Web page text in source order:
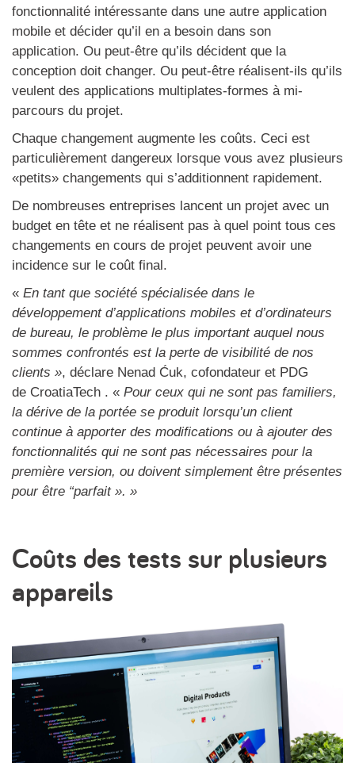
fonctionnalité intéressante dans une autre application
mobile et décider qu’il en a besoin dans son
application. Ou peut-être qu’ils décident que la
conception doit changer. Ou peut-être réalisent-ils qu’ils
veulent des applications multiplates-formes à mi-
parcours du projet.
Chaque changement augmente les coûts. Ceci est
particulièrement dangereux lorsque vous avez plusieurs
«petits» changements qui s’additionnent rapidement.
De nombreuses entreprises lancent un projet avec un
budget en tête et ne réalisent pas à quel point tous ces
changements en cours de projet peuvent avoir une
incidence sur le coût final.
« En tant que société spécialisée dans le
développement d’applications mobiles et d’ordinateurs
de bureau, le problème le plus important auquel nous
sommes confrontés est la perte de visibilité de nos
clients », déclare Nenad Ćuk, cofondateur et PDG
de CroatiaTech . « Pour ceux qui ne sont pas familiers,
la dérive de la portée se produit lorsqu’un client
continue à apporter des modifications ou à ajouter des
fonctionnalités qui ne sont pas nécessaires pour la
première version, ou doivent simplement être présentes
pour être “parfait ». »
Coûts des tests sur plusieurs
appareils